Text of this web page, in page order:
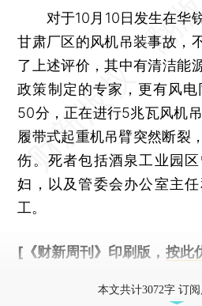
对于10月10日发生在华
甘肃厂区的风机吊装事故，
了上述评价，其中有清洁能
政策制定的专家，更有风
50分，正在进行5兆瓦风机
履带式起重机吊臂突然断裂
伤。死者包括酒泉工业园
妇，以及管委会办公室主
工。
[《财新周刊》印刷版， 按此
本文共计3072字 订